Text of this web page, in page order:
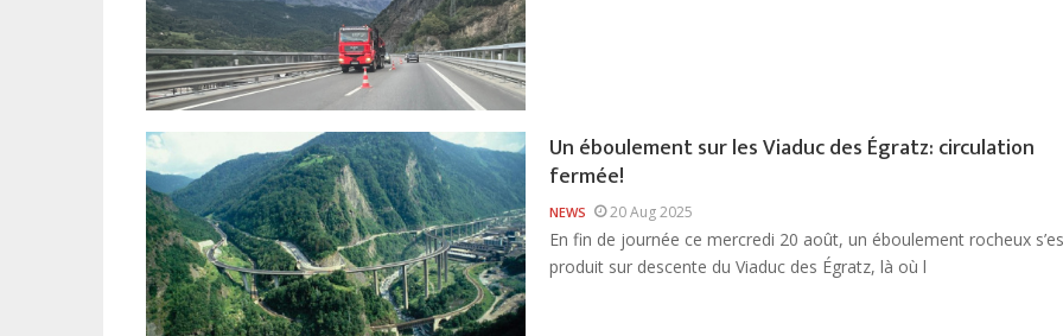
Un éboulement sur les Viaduc des Égratz: circulation
fermée!
NEWS 20 Aug 2025
En fin de journée ce mercredi 20 août, un éboulement rocheux
produit sur descente du Viaduc des Égratz, là où l